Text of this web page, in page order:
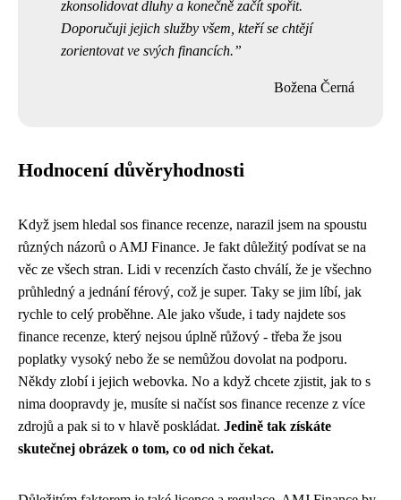
zkonsolidovat dluhy a konečně začít spořit.
Doporučuji jejich služby všem, kteří se chtějí
zorientovat ve svých financích.
Božena Černá
Hodnocení důvěryhodnosti
Když jsem hledal sos finance recenze, narazil jsem na spoustu
různých názorů o AMJ Finance. Je fakt důležitý podívat se na
věc ze všech stran. Lidi v recenzích často chválí, že je všechno
průhledný a jednání férový, což je super. Taky se jim líbí, jak
rychle to celý proběhne. Ale jako všude, i tady najdete sos
finance recenze, který nejsou úplně růžový - třeba že jsou
poplatky vysoký nebo že se nemůžou dovolat na podporu.
Někdy zlobí i jejich webovka. No a když chcete zjistit, jak to s
nima doopravdy je, musíte si načíst sos finance recenze z více
zdrojů a pak si to v hlavě poskládat. Jedině tak získáte
skutečnej obrázek o tom, co od nich čekat.